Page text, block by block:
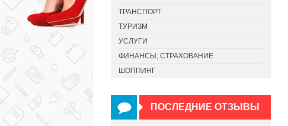
ТРАНСПОРТ
ТУРИЗМ
УСЛУГИ
ФИНАНСЫ, СТРАХОВАНИЕ
ШОППИНГ
ПОСЛЕДНИЕ ОТЗЫВЫ